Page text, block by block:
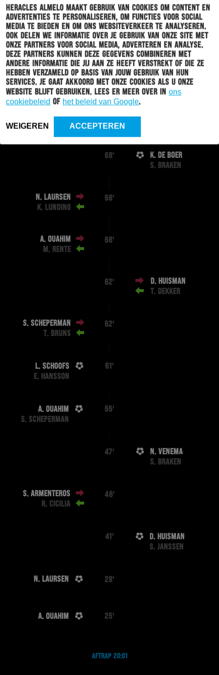
Heracles Almelo maakt gebruik van cookies om content en
advertenties te personaliseren, om functies voor social
media te bieden en om ons websiteverkeer te analyseren.
Ook delen we informatie over je gebruik van onze site met
onze partners voor social media, adverteren en analyse.
Deze partners kunnen deze gegevens combineren met
andere informatie die jij aan ze heeft verstrekt of die ze
hebben verzameld op basis van jouw gebruik van hun
services. Je gaat akkoord met onze cookies als u onze
website blijft gebruiken. Lees er meer over in ons
cookiebeleid of het beleid van Google.
WEIGEREN ACCEPTEREN
E. HANSSON
78'
M. VAN ROOIJEN
Ö. YAŞAR
78'
T. VERHEIJEN
CARL JOHANSSON
R. CICILIA 74'
68'
K. DE BOER
S. BRAKEN
N. LAURSEN
K. LUNDING
68'
A. OUAHIM
M. RENTE
68'
62'
D. HUISMAN
T. DEKKER
S. SCHEPERMAN
T. BRUNS
62'
L. SCHOOFS
E. HANSSON
61'
A. OUAHIM
S. SCHEPERMAN
55'
47'
N. VENEMA
S. BRAKEN
S. ARMENTEROS
R. CICILIA
46'
41'
D. HUISMAN
S. JANSSEN
N. LAURSEN 28'
A. OUAHIM 25'
AFTRAP 20:01